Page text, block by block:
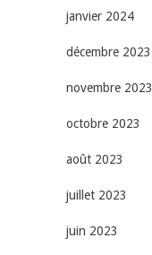
janvier 2024
décembre 2023
novembre 2023
octobre 2023
août 2023
juillet 2023
juin 2023